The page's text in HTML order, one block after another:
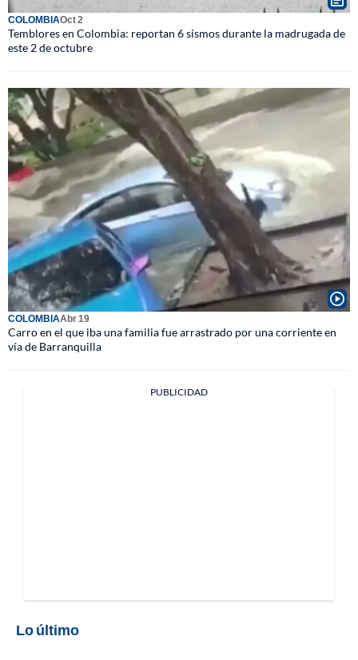
COLOMBIAOct 2
Temblores en Colombia: reportan 6 sismos durante la madrugada de
este 2 de octubre
COLOMBIAAbr 19
Carro en el que iba una familia fue arrastrado por una corriente en
vía de Barranquilla
PUBLICIDAD
Lo último